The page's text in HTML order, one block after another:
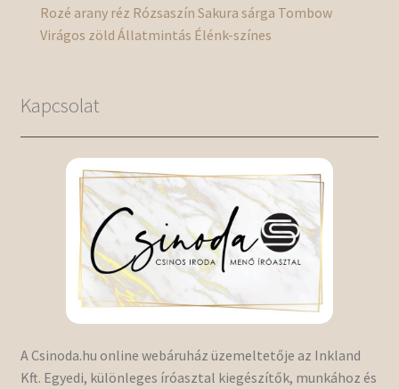
Rozé arany réz Rózsaszín Sakura sárga Tombow
Virágos zöld Állatmintás Élénk-színes
Kapcsolat
A Csinoda.hu online webáruház üzemeltetője az Inkland
Kft. Egyedi, különleges íróasztal kiegészítők, munkához és